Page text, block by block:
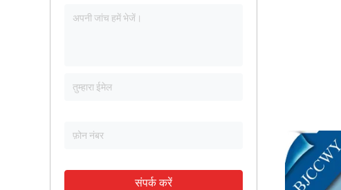
संपर्क करें